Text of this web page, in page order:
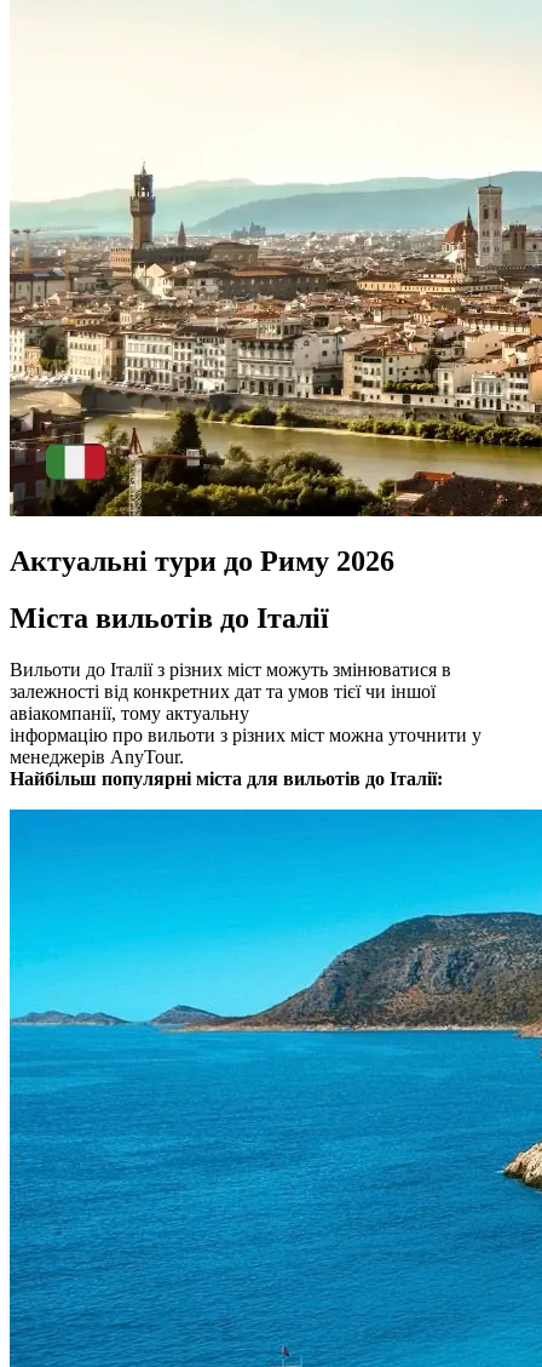
Актуальні тури до Риму 2026
Міста вильотів до Італії
Вильоти до Італії з різних міст можуть змінюватися в
залежності від конкретних дат та умов тієї чи іншої
авіакомпанії, тому актуальну
інформацію про вильоти з різних міст можна уточнити у
менеджерів AnyTour.
Найбільш популярні міста для вильотів до Італії: